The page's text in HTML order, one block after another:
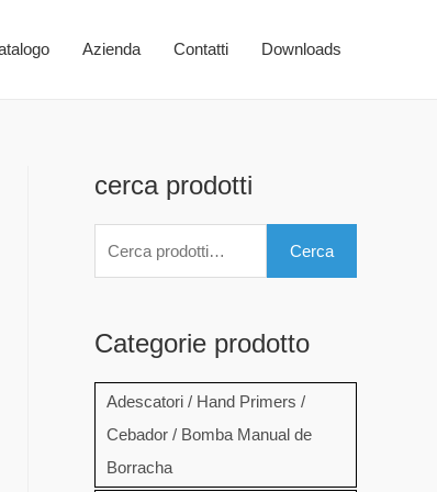
Azienda Contatti Downloads
cerca prodotti
c
Cerca
Categorie prodotto
Adescatori / Hand Primers /
Cebador / Bomba Manual de
Borracha